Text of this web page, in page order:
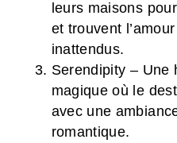
leurs maisons
et trouvent
inattendus.
Serendipity – Une
magique où le
avec une
romantique.